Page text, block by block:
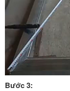
Bước 3: